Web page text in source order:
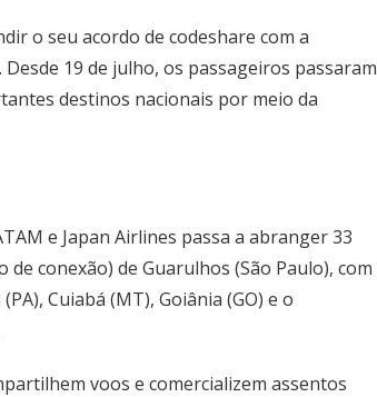
o seu acordo de codeshare com a
19 de julho, os passageiros passaram
destinos nacionais por meio da
e Japan Airlines passa a abranger 33
conexão) de Guarulhos (São Paulo), com
Cuiabá (MT), Goiânia (GO) e o
voos e comercializem assentos